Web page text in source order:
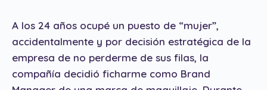
A los 24 años ocupé un puesto de “mujer”,
accidentalmente y por decisión estratégica de la
empresa de no perderme de sus filas, la
compañía decidió ficharme como Brand